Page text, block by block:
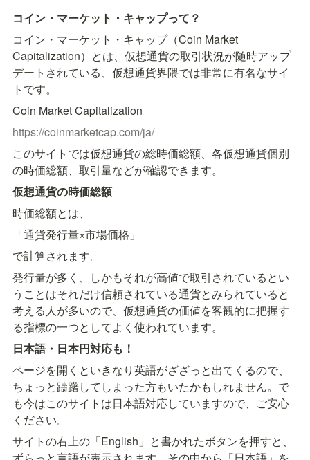
コイン・マーケット・キャップって？
コイン・マーケット・キャップ（Coin Market
Capitalization）とは、仮想通貨の取引状況が随時アップ
デートされている、仮想通貨界隈では非常に有名なサイ
トです。
Coin Market Capitalization
https://coinmarketcap.com/ja/
このサイトでは仮想通貨の総時価総額、各仮想通貨個別
の時価総額、取引量などが確認できます。
仮想通貨の時価総額
時価総額とは、
「通貨発行量×市場価格」
で計算されます。
発行量が多く、しかもそれが高値で取引されているとい
うことはそれだけ信頼されている通貨とみられていると
考える人が多いので、仮想通貨の価値を客観的に把握す
る指標の一つとしてよく使われています。
日本語・日本円対応も！
ページを開くといきなり英語がざざっと出てくるので、
ちょっと躊躇してしまった方もいたかもしれません。で
も今はこのサイトは日本語対応していますので、ご安心
ください。
サイトの右上の「English」と書かれたボタンを押すと、